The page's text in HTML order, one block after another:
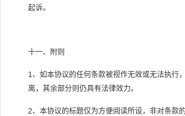
起诉。
十一、附则
1、如本协议的任何条款被视作无效或无法执行
离，其余部分则仍具有法律效力。
2、本协议的标题仅为方便阅读所设，非对条款